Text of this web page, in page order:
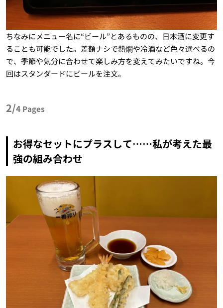
ちなみにメニュー名に“ビール”とあるものの、日本酒に変更す
ることも可能でした。差額ナシで熱燗や冷酒など色々選べるの
で、季節や気分に合わせて楽しみ方を変えてみたいですね。今
回はスタンダードにビールを注文。
2/4 Pages
お得なセットにプラスして……私が考えた最
強の組み合わせ